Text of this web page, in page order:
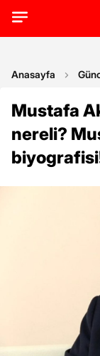
Anasayfa
Mustafa
nereli?